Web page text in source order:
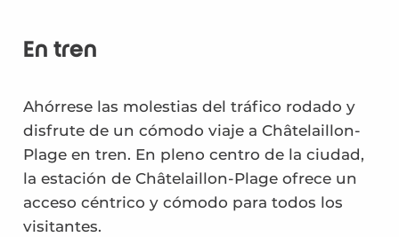
En tren
Ahórrese las molestias del tráfico rodado y
disfrute de un cómodo viaje a Châtelaillon-
Plage en tren. En pleno centro de la ciudad,
la estación de Châtelaillon-Plage ofrece un
acceso céntrico y cómodo para todos los
visitantes.